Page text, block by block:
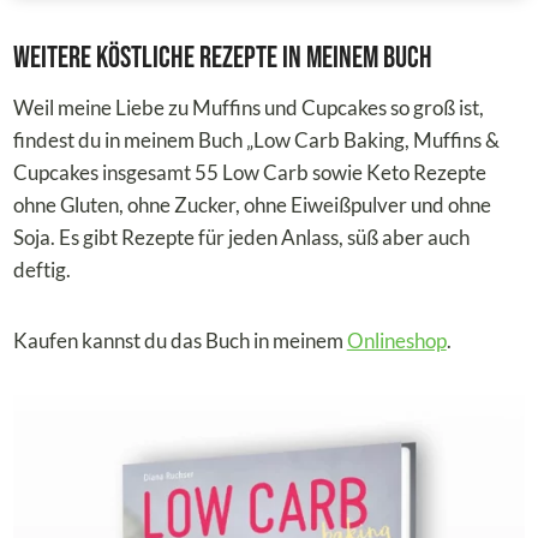
–
o
s
e
r
v
r
u
r
f
a
s
t
e
n
i
W
r
Weitere köstliche Rezepte in meinem Buch
Weil meine Liebe zu Muffins und Cupcakes so groß ist,
findest du in meinem Buch „Low Carb Baking, Muffins &
Cupcakes insgesamt 55 Low Carb sowie Keto Rezepte
ohne Gluten, ohne Zucker, ohne Eiweißpulver und ohne
Soja. Es gibt Rezepte für jeden Anlass, süß aber auch
deftig.
Kaufen kannst du das Buch in meinemOnlineshop.